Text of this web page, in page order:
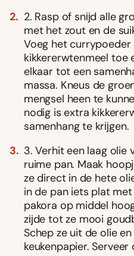
2. Rasp of snĳd alle
met het zout en de
Voeg het currypoeder
kikkererwtenmeel toe
elkaar tot een
massa. Kneus de
mengsel heen te
nodig is extra
samenhang te krĳgen.
3. Verhit een laag olie
ruime pan. Maak
ze direct in de hete
in de pan iets plat
pakora op middel
zĳde tot ze mooi
Schep ze uit de olie
keukenpapier.